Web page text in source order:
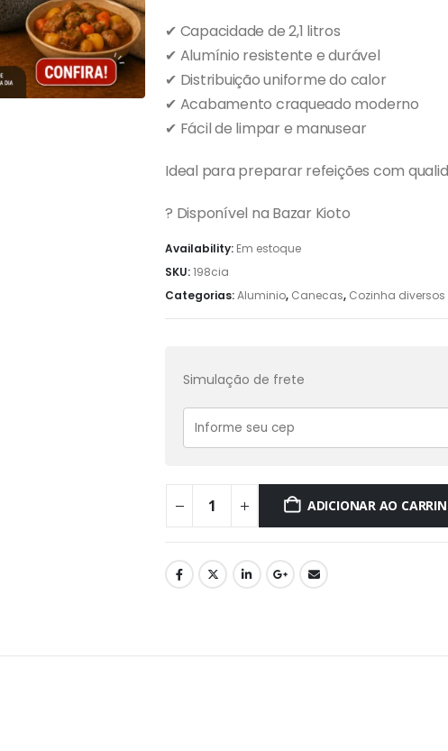
✔ Capacidade de 2,1 litros
✔ Alumínio resistente e durável
✔ Distribuição uniforme do calor
✔ Acabamento craqueado moderno
✔ Fácil de limpar e manusear
Ideal para preparar refeições com
? Disponível na Bazar Kioto
Availability: Em estoque
SKU:198cia
Categorias:Aluminio, Canecas, Cozinha diversos
Simulação de frete
ADICIONAR AO